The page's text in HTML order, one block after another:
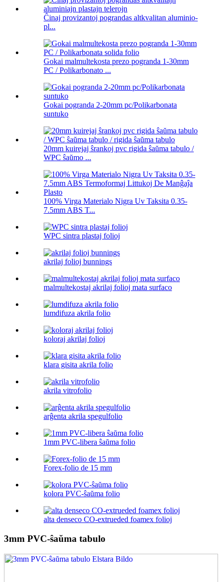
Ĉinaj provizantoj pograndas altkvalitan aluminio-
pl...
Gokai malmultekosta prezo pogranda 1-30mm
PC / Polikarbonato ...
Gokai pogranda 2-20mm pc/Polikarbonata
suntuko
20mm kuirejaj ŝrankoj pvc rigida ŝaŭma tabulo /
WPC ŝaŭmo ...
100% Virga Materialo Nigra Uv Taksita 0.35-
7.5mm ABS T...
WPC sintra plastaj folioj
akrilaj folioj bunnings
malmultekostaj akrilaj folioj mata surfaco
lumdifuza akrila folio
koloraj akrilaj folioj
klara gisita akrila folio
akrila vitrofolio
arĝenta akrila spegulfolio
1mm PVC-libera ŝaŭma folio
Forex-folio de 15 mm
kolora PVC-ŝaŭma folio
alta denseco CO-extrueded foamex folioj
3mm PVC-ŝaŭma tabulo